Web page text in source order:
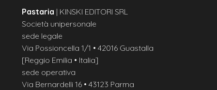
Pastaria | KINSKI EDITORI SRL
Società unipersonale
sede legale
Via Possioncella 1/1 • 42016 Guastalla
[Reggio Emilia • Italia]
sede operativa
Via Bernardelli 16 • 43123 Parma